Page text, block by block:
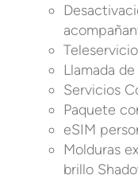
Llamada
Servicios
Paquete
eSIM
Molduras
brillo